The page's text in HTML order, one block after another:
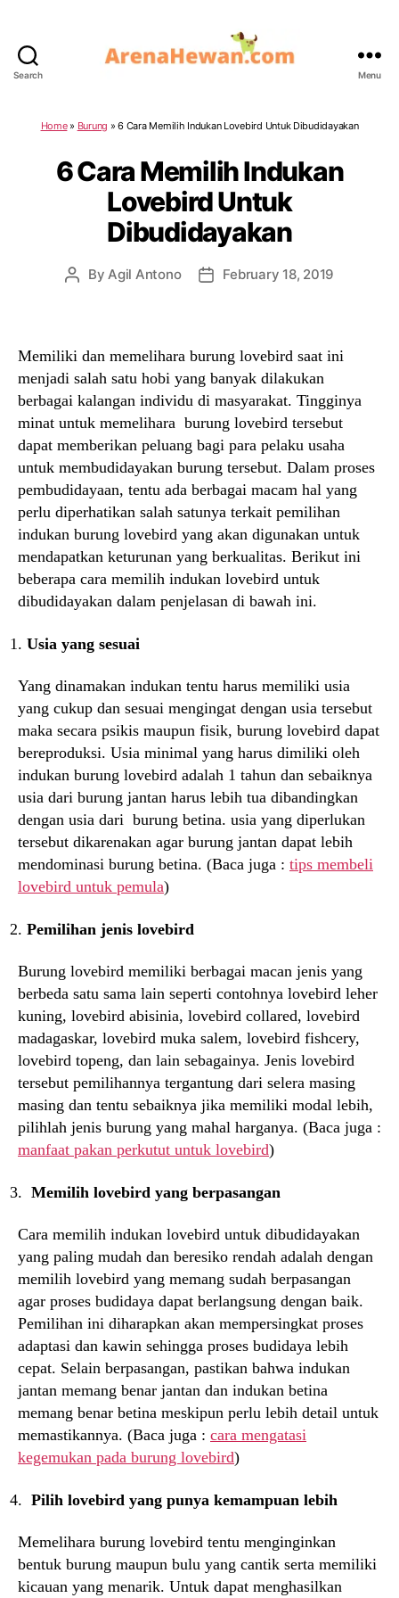
Search Menu
Home» Burung »6 Cara Memilih Indukan Lovebird Untuk Dibudidayakan
6 Cara Memilih Indukan
Lovebird Untuk
Dibudidayakan
PostByAgil Antono
PostFebruary 18, 2019
Memiliki dan memelihara burung lovebird saat ini
menjadi salah satu hobi yang banyak dilakukan
berbagai kalangan individu di masyarakat. Tingginya
minat untuk memelihara burung lovebird tersebut
dapat memberikan peluang bagi para pelaku usaha
untuk membudidayakan burung tersebut. Dalam proses
pembudidayaan, tentu ada berbagai macam hal yang
perlu diperhatikan salah satunya terkait pemilihan
indukan burung lovebird yang akan digunakan untuk
mendapatkan keturunan yang berkualitas. Berikut ini
beberapa cara memilih indukan lovebird untuk
dibudidayakan dalam penjelasan di bawah ini.
Usia yang sesuai
Yang dinamakan indukan tentu harus memiliki usia
yang cukup dan sesuai mengingat dengan usia tersebut
maka secara psikis maupun fisik, burung lovebird dapat
bereproduksi. Usia minimal yang harus dimiliki oleh
indukan burung lovebird adalah 1 tahun dan sebaiknya
usia dari burung jantan harus lebih tua dibandingkan
dengan usia dari burung betina. usia yang diperlukan
tersebut dikarenakan agar burung jantan dapat lebih
mendominasi burung betina. (Baca juga : tips membeli
lovebird untuk pemula)
Pemilihan jenis lovebird
Burung lovebird memiliki berbagai macan jenis yang
berbeda satu sama lain seperti contohnya lovebird leher
kuning, lovebird abisinia, lovebird collared, lovebird
madagaskar, lovebird muka salem, lovebird fishcery,
lovebird topeng, dan lain sebagainya. Jenis lovebird
tersebut pemilihannya tergantung dari selera masing
masing dan tentu sebaiknya jika memiliki modal lebih,
pilihlah jenis burung yang mahal harganya. (Baca juga :
manfaat pakan perkutut untuk lovebird)
Memilih lovebird yang berpasangan
Cara memilih indukan lovebird untuk dibudidayakan
yang paling mudah dan beresiko rendah adalah dengan
memilih lovebird yang memang sudah berpasangan
agar proses budidaya dapat berlangsung dengan baik.
Pemilihan ini diharapkan akan mempersingkat proses
adaptasi dan kawin sehingga proses budidaya lebih
cepat. Selain berpasangan, pastikan bahwa indukan
jantan memang benar jantan dan indukan betina
memang benar betina meskipun perlu lebih detail untuk
memastikannya. (Baca juga : cara mengatasi
kegemukan pada burung lovebird)
Pilih lovebird yang punya kemampuan lebih
Memelihara burung lovebird tentu menginginkan
bentuk burung maupun bulu yang cantik serta memiliki
kicauan yang menarik. Untuk dapat menghasilkan